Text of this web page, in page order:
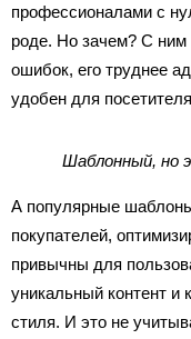
профессионалами с
роде. Но зачем? С ним
ошибок, его труднее
удобен для
Шаблонный, но
А популярные
покупателей,
привычны для
уникальный контент
стиля. И это не